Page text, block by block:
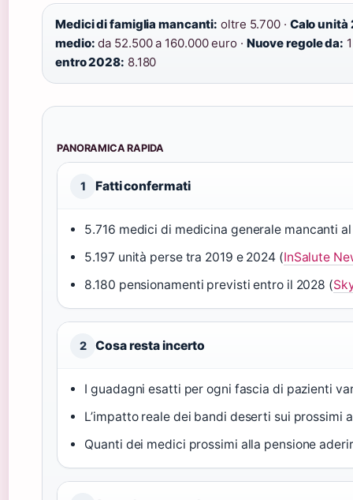
Medici di famiglia mancanti: oltre 5.700 · Calo
medio: da 52.500 a 160.000 euro · Nuove regole da:
entro 2028: 8.180
PANORAMICA RAPIDA
1 Fatti confermati
5.716 medici di medicina generale mancanti al
5.197 unità perse tra 2019 e 2024 (InSalute
8.180 pensionamenti previsti entro il 2028 (
2 Cosa resta incerto
I guadagni esatti per ogni fascia di pazienti
L’impatto reale dei bandi deserti sui prossimi
Quanti dei medici prossimi alla pensione